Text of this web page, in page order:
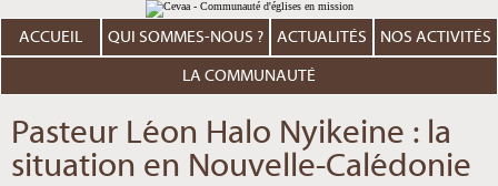
au
contenu.
Aller
personnels
ACCUEIL QUI SOMMES-NOUS ? ACTUALITÉS NOS ACTIVITÉS
LA COMMUNAUTÉ
Pasteur Léon Halo Nyikeine : la
situation en Nouvelle-Calédonie